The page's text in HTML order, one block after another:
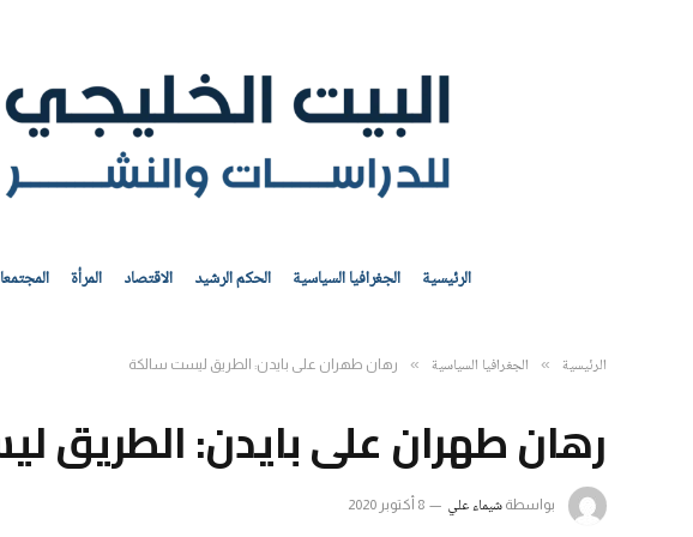
الرئيسية الجغرافيا السياسية الحكم الرشيد الاقتصاد المرأة
الرئيسية » الجغرافيا السياسية » رهان طهران على بايدن: الطريق ليست سالكة
رهان طهران على بايدن: الطريق
بواسطة شيماء علي 8 أكتوبر 2020